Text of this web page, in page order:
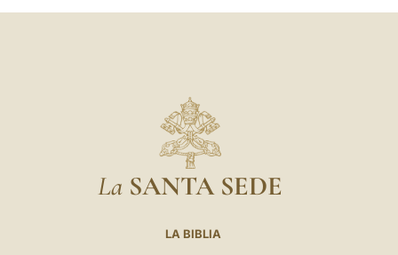
La SANTA SEDE
LA BIBLIA